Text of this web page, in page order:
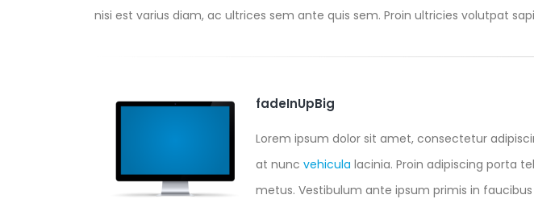
nisi est varius diam, ac ultrices sem ante quis sem. Proin ultricies volutpat
fadeInUpBig
Lorem ipsum dolor sit amet, consectetur
at nunc vehicula lacinia. Proin adipiscing porta
metus. Vestibulum ante ipsum primis in